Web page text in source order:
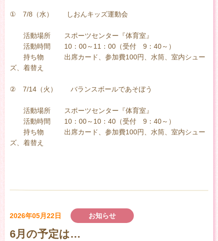
① 7/8（水） しおんキッズ運動会
活動場所 スポーツセンター『体育室』
活動時間 10：00～11：00（受付 9：40～）
持ち物 出席カード、参加費100円、水筒、室内シュー
ズ、着替え
② 7/14（火） バランスボールであそぼう
活動場所 スポーツセンター『体育室』
活動時間 10：00～10：40（受付 9：40～）
持ち物 出席カード、参加費100円、水筒、室内シュー
ズ、着替え
2026年05月22日 お知らせ
6月の予定は…